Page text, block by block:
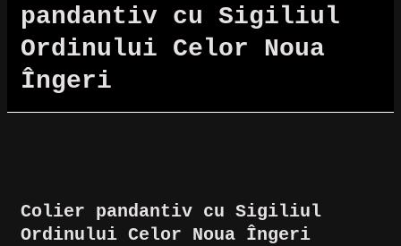
pandantiv cu Sigiliul
Ordinului Celor Noua
Îngeri
Colier pandantiv cu Sigiliul
Ordinului Celor Noua Îngeri